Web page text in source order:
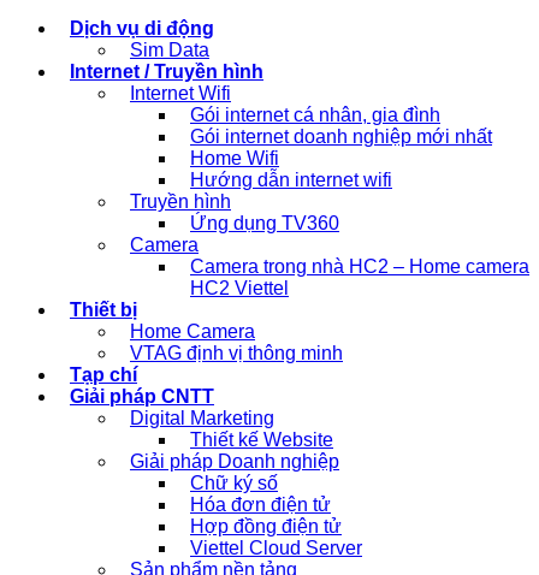
Dịch vụ di động
Sim Data
Internet / Truyền hình
Internet Wifi
Gói internet cá nhân, gia đình
Gói internet doanh nghiệp mới nhất
Home Wifi
Hướng dẫn internet wifi
Truyền hình
Ứng dụng TV360
Camera
Camera trong nhà HC2 – Home camera
HC2 Viettel
Thiết bị
Home Camera
VTAG định vị thông minh
Tạp chí
Giải pháp CNTT
Digital Marketing
Thiết kế Website
Giải pháp Doanh nghiệp
Chữ ký số
Hóa đơn điện tử
Hợp đồng điện tử
Viettel Cloud Server
Sản phẩm nền tảng